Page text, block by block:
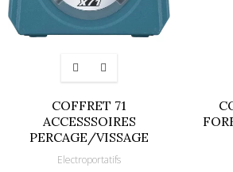
COFFRET 71
ACCESSSOIRES
PERCAGE/VISSAGE
Electroportatifs